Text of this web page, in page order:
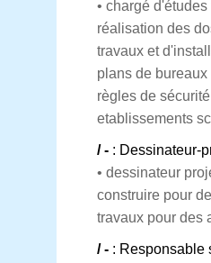
• chargé
réalisation des
travaux et
plans de
règles de
etablissements
/ - : Dessinateur-
• dessinateur
construire pour
travaux pour des
/ - : Responsable